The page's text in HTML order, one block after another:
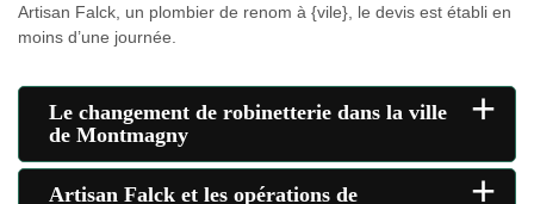
Artisan Falck, un plombier de renom à {vile}, le devis est établi en
moins d’une journée.
Le changement de robinetterie dans la ville
de Montmagny
+
Artisan Falck et les opérations de
+